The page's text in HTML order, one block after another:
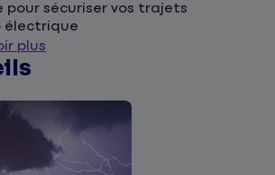
pour sécuriser vos trajets
électrique
plus